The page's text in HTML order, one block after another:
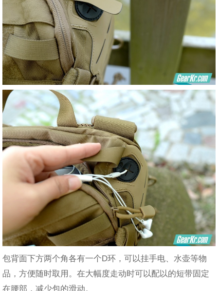
包背面下方两个角各有一个D环，可以挂手电、水壶等物
品，方便随时取用。在大幅度走动时可以配以的短带固定
在腰部，减少包的滑动。